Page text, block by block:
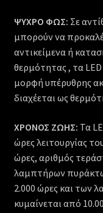
ΨΥΧΡΟ ΦΩΣ: Σε
μπορούν να
αντικείμενα ή
θερμότητας , τα LED
μορφή υπέρυθρης
διαχέεται ως
ΧΡΟΝΟΣ ΖΩΗΣ: Τα
ώρες λειτουργίας
ώρες, αριθμός
λαμπτήρων
2.000 ώρες και των
κυμαίνεται από